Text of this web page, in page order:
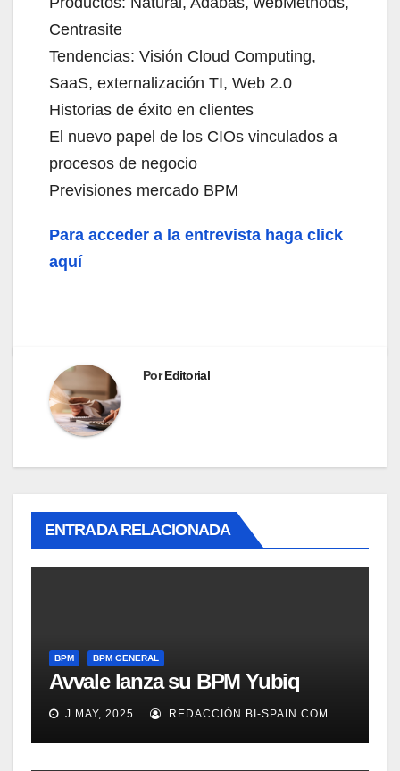
Centrasite
Tendencias: Visión Cloud Computing,
SaaS, externalización TI, Web 2.0
Historias de éxito en clientes
El nuevo papel de los CIOs vinculados a
procesos de negocio
Previsiones mercado BPM
Para acceder a la entrevista haga click
aquí
PorEditorial
ENTRADA RELACIONADA
BPM BPM GENERAL
Avvale lanza su BPM Yubiq
J MAY, 2025 REDACCIÓN BI-SPAIN.COM